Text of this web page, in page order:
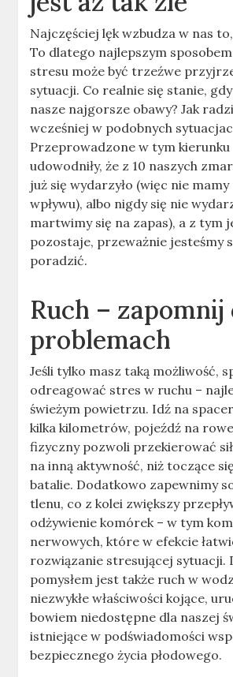
Najczęściej lęk wzbudza w nas
To dlatego najlepszym
stresu może być trzeźwe
sytuacji. Co realnie się stanie, gdy
nasze najgorsze obawy? Jak
wcześniej w podobnych
Przeprowadzone w tym kierunku
udowodniły, że z 10 naszych
już się wydarzyło (więc nie mamy
wpływu), albo nigdy się nie
martwimy się na zapas), a z tym
pozostaje, przeważnie jesteśmy
poradzić.
Ruch – zapomnij
problemach
Jeśli tylko masz taką możliwość,
odreagować stres w ruchu –
świeżym powietrzu. Idź na
kilka kilometrów, pojeźdź na
fizyczny pozwoli przekierować
na inną aktywność, niż toczące
batalie. Dodatkowo zapewnimy
tlenu, co z kolei zwiększy
odżywienie komórek – w tym
nerwowych, które w efekcie
rozwiązanie stresującej sytuacji.
pomysłem jest także ruch w
niezwykłe właściwości kojące,
bowiem niedostępne dla naszej
istniejące w podświadomości
bezpiecznego życia płodowego.